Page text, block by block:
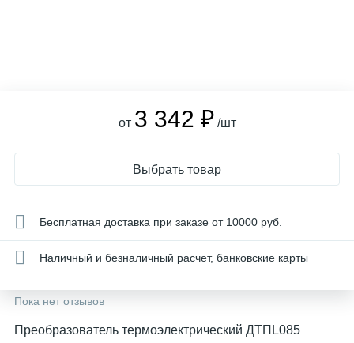
от 3 342 ₽ /шт
Выбрать товар
Бесплатная доставка при заказе от 10000 руб.
Наличный и безналичный расчет, банковские карты
Пока нет отзывов
Преобразователь термоэлектрический ДТПL085